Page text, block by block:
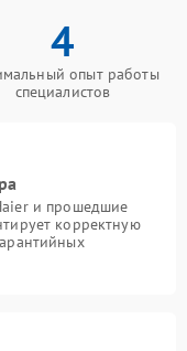
4
опыт работы
специалистов
и прошедшие
корректную